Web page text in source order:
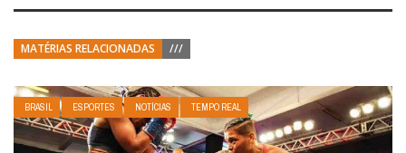
MATÉRIAS RELACIONADAS ///
BRASIL ESPORTES NOTÍCIAS TEMPO REAL